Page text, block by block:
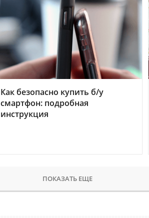
Как безопасно купить б/у
смартфон: подробная
инструкция
ПОКАЗАТЬ ЕЩЕ